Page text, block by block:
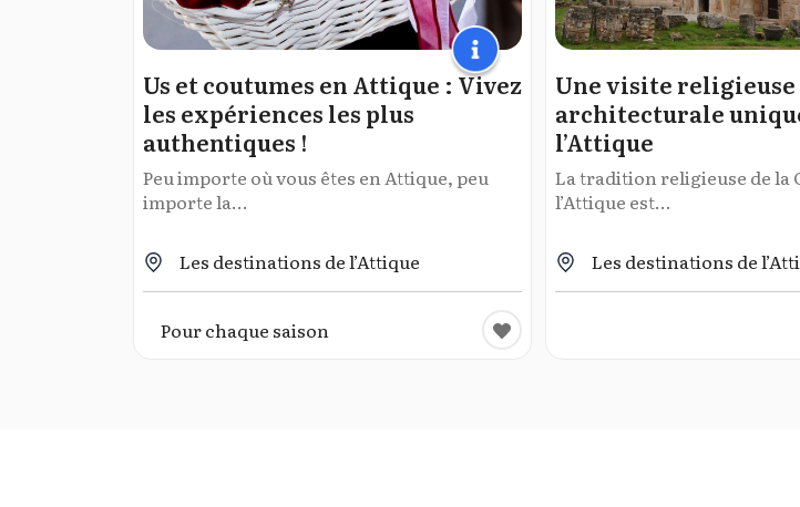
Us et coutumes en Attique : Vivez
les expériences les plus
authentiques !
Peu importe où vous êtes en Attique, peu
importe la...
Les destinations de l’Attique
Pour chaque saison
Une visite religieuse
architecturale
l’Attique
La tradition religieuse de la
l’Attique est...
Les destinations de